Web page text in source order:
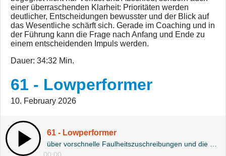
einer überraschenden Klarheit: Prioritäten werden
deutlicher, Entscheidungen bewusster und der Blick auf
das Wesentliche schärft sich. Gerade im Coaching und in
der Führung kann die Frage nach Anfang und Ende zu
einem entscheidenden Impuls werden.
Dauer: 34:32 Min.
61 - Lowperformer
10. February 2026
61 - Lowperformer